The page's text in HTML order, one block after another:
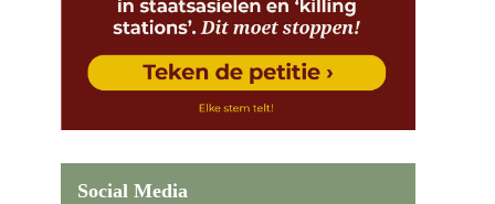
Social Media